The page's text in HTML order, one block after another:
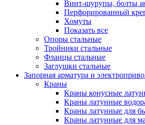
Винт-шурупы, болты
Перфорированный
Хомуты
Показать все
Опоры стальные
Тройники стальные
Фланцы стальные
Заглушки стальные
Запорная арматура и
Краны
Краны конусные
Краны латунные
Краны латунные для
Краны латунные для